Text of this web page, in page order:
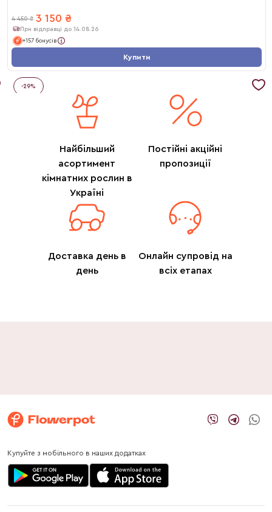
4 450 ₴ 3 150 ₴
При відправці до 14.08.26
+157 бонусів
Купити
-29%
Найбільший
асортимент
кімнатних рослин в
Україні
Постійні акційні
пропозиції
Доставка день в
день
Онлайн супровід на
всіх етапах
Купуйте з мобільного в наших додатках